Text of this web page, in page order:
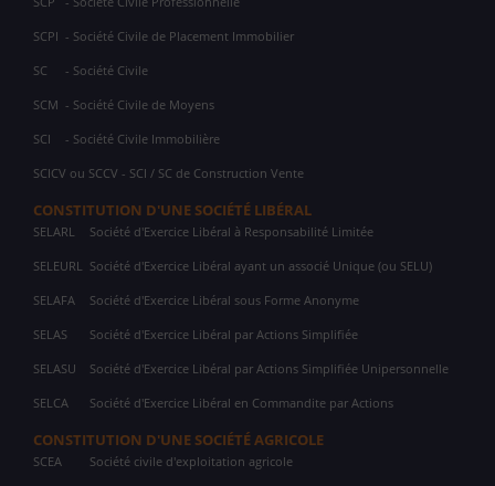
SCPI - Société Civile de Placement Immobilier
SC - Société Civile
SCM - Société Civile de Moyens
SCI - Société Civile Immobilière
SCICV ou SCCV - SCI / SC de Construction Vente
CONSTITUTION D'UNE SOCIÉTÉ LIBÉRAL
SELARL Société d'Exercice Libéral à Responsabilité Limitée
SELEURL Société d'Exercice Libéral ayant un associé Unique (ou SELU)
SELAFA Société d'Exercice Libéral sous Forme Anonyme
SELAS Société d'Exercice Libéral par Actions Simplifiée
SELASU Société d'Exercice Libéral par Actions Simplifiée Unipersonnelle
SELCA Société d'Exercice Libéral en Commandite par Actions
CONSTITUTION D'UNE SOCIÉTÉ AGRICOLE
SCEA Société civile d'exploitation agricole